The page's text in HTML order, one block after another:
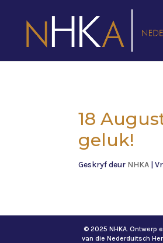
18
geluk!
Geskryf deur NHKA |
© 2025 NHKA. Ontwerp
van die Nederduitsch